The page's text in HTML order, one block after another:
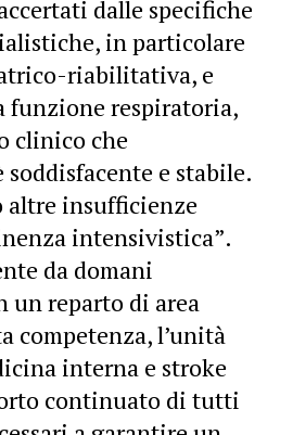
dalle specifiche
in particolare
riabilitativa, e
funzione respiratoria,
clinico che
e stabile.
altre insufficienze
intensivistica”.
da domani
un reparto di area
competenza, l’unità
interna e stroke
continuato di tutti